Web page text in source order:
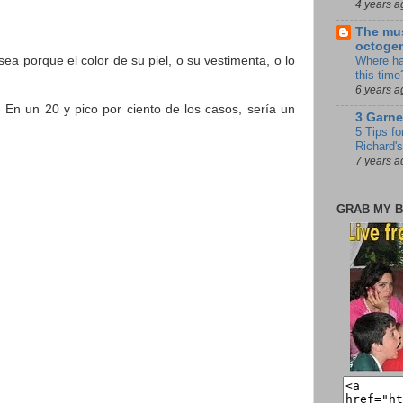
porque el color de su piel, o su vestimenta, o lo
un 20 y pico por ciento de los casos, sería un
4 years
The
Where
this
6 years
3
5 Tips
7 years
GRAB MY